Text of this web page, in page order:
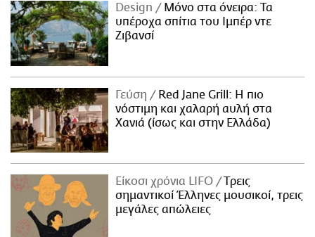
Design
Μόνο στα όνειρα: Τα
υπέροχα σπίτια του Ιμπέρ ντε
Ζιβανσί
Γεύση
Red Jane Grill: Η πιο
νόστιμη και χαλαρή αυλή στα
Χανιά (ίσως και στην Ελλάδα)
Είκοσι χρόνια LIFO
Tρεις
σημαντικοί Έλληνες μουσικοί, τρεις
μεγάλες απώλειες